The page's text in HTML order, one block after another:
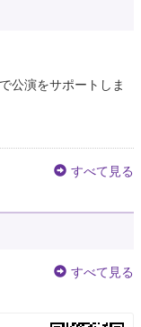
公演をサポートしま
すべて見る
すべて見る